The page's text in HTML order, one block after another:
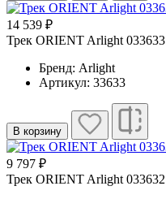
14 539 ₽
Трек ORIENT Arlight 033633
Бренд: Arlight
Артикул: 33633
В корзину
9 797 ₽
Трек ORIENT Arlight 033632